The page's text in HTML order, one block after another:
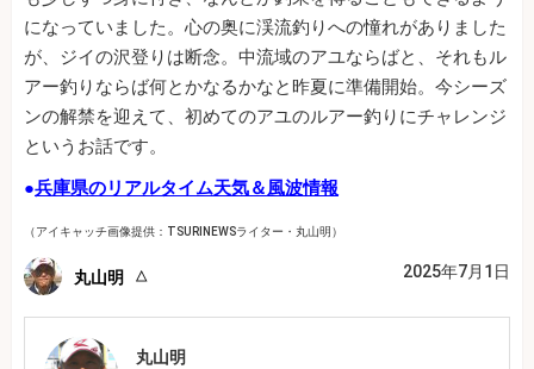
になっていました。心の奥に渓流釣りへの憧れがありました
が、ジイの沢登りは断念。中流域のアユならばと、それもル
アー釣りならば何とかなるかなと昨夏に準備開始。今シーズ
ンの解禁を迎えて、初めてのアユのルアー釣りにチャレンジ
というお話です。
●兵庫県のリアルタイム天気＆風波情報
（アイキャッチ画像提供：TSURINEWSライター・丸山明）
丸山明 2025年7月1日
丸山明